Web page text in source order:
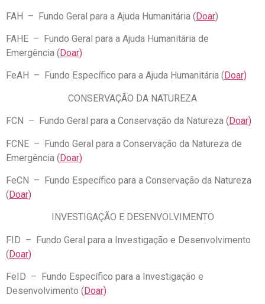
FAH – Fundo Geral para a Ajuda Humanitária (Doar)
FAHE – Fundo Geral para a Ajuda Humanitária de
Emergência (Doar)
FeAH – Fundo Específico para a Ajuda Humanitária ( Doar)
CONSERVAÇÃO DA NATUREZA
FCN – Fundo Geral para a Conservação da Natureza (Doar)
FCNE – Fundo Geral para a Conservação da Natureza de
Emergência (Doar)
FeCN – Fundo Específico para a Conservação da Natureza
(Doar)
INVESTIGAÇÃO E DESENVOLVIMENTO
FID – Fundo Geral para a Investigação e Desenvolvimento
(Doar)
FeID – Fundo Específico para a Investigação e
Desenvolvimento (Doar)